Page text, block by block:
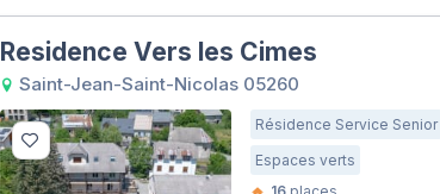
Residence Vers les Cimes
Saint-Jean-Saint-Nicolas 05260
Résidence Service Senior
Espaces verts